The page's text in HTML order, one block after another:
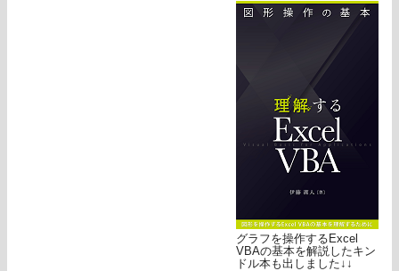
グラフを操作するExcel
VBAの基本を解説したキン
ドル本も出しました↓↓